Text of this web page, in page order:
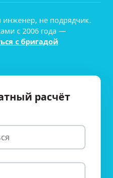
не подрядчик.
с 2006 года —
с бригадой
расчёт